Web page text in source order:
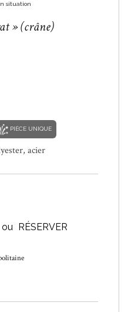
situation
» (crâne)
PIÈCE UNIQUE
acier
ou RÉSERVER